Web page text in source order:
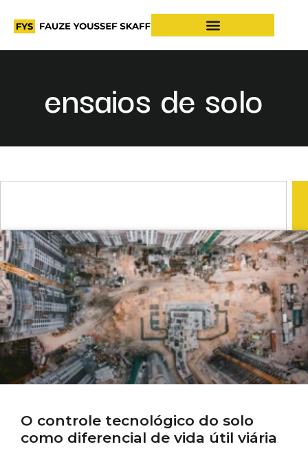
ensaios de solo
O controle tecnológico do solo
como diferencial de vida útil viária